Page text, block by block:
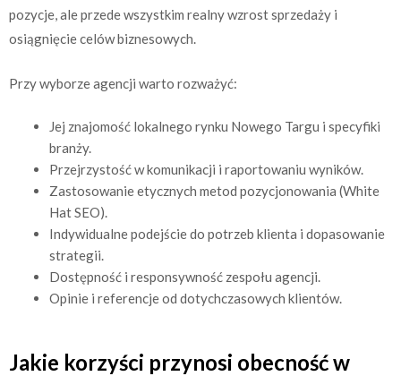
pozycje, ale przede wszystkim realny wzrost sprzedaży i
osiągnięcie celów biznesowych.
Przy wyborze agencji warto rozważyć:
Jej znajomość lokalnego rynku Nowego Targu i specyfiki
branży.
Przejrzystość w komunikacji i raportowaniu wyników.
Zastosowanie etycznych metod pozycjonowania (White
Hat SEO).
Indywidualne podejście do potrzeb klienta i dopasowanie
strategii.
Dostępność i responsywność zespołu agencji.
Opinie i referencje od dotychczasowych klientów.
Jakie korzyści przynosi obecność w